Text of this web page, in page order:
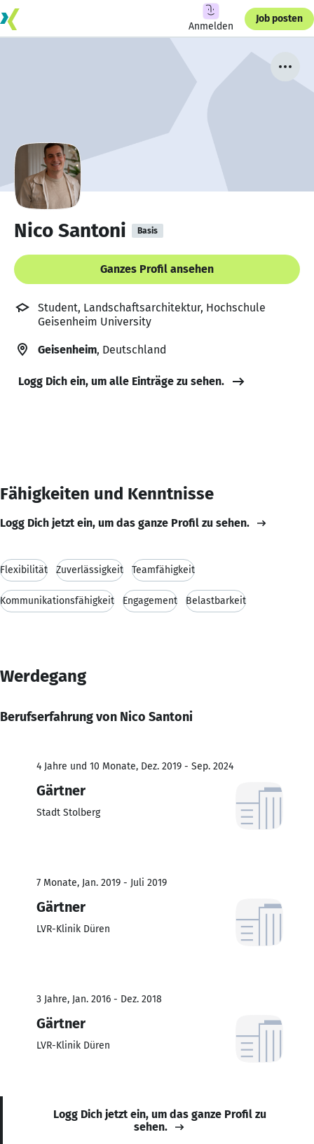
Anmelden
Job posten
Nico Santoni Basis
Ganzes Profil ansehen
Student, Landschaftsarchitektur, Hochschule
Geisenheim University
Geisenheim, Deutschland
Logg Dich ein, um alle Einträge zu sehen.
Fähigkeiten und Kenntnisse
Logg Dich jetzt ein, um das ganze Profil zu sehen.
Flexibilität Zuverlässigkeit Teamfähigkeit
Kommunikationsfähigkeit Engagement Belastbarkeit
Werdegang
Berufserfahrung von Nico Santoni
4 Jahre und 10 Monate, Dez. 2019 - Sep. 2024
Gärtner
Stadt Stolberg
7 Monate, Jan. 2019 - Juli 2019
Gärtner
LVR-Klinik Düren
3 Jahre, Jan. 2016 - Dez. 2018
Gärtner
LVR-Klinik Düren
Logg Dich jetzt ein, um das ganze Profil zu
sehen.